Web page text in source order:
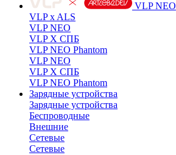
VLP NEO
VLP x ALS
VLP NEO
VLP X СПБ
VLP NEO Phantom
VLP NEO
VLP X СПБ
VLP NEO Phantom
Зарядные устройства
Зарядные устройства
Беспроводные
Внешние
Сетевые
Сетевые